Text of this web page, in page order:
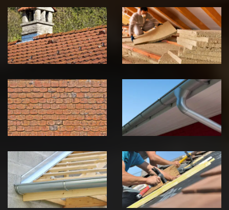
Couvreur
zingueur 39
Jura
Isolation de
toiture 39
Jura
démoussage de
toiture 39
Jura
pose de
gouttière 39
Jura
Pose de
Chéneau 39
Jura
Réparation de
toiture 39
Jura